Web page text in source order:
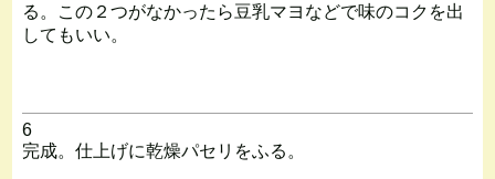
る。この２つがなかったら豆乳マヨなどで味のコクを出
してもいい。
6
完成。仕上げに乾燥パセリをふる。